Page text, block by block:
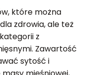
które można
zdrowia, ale też
z
Zawartość
sytość i